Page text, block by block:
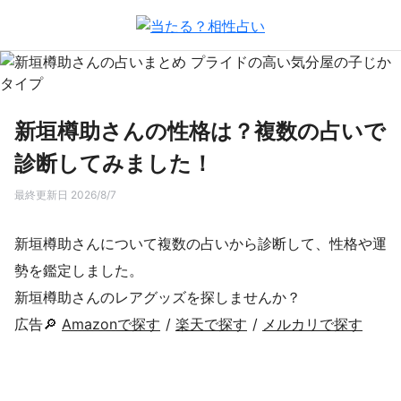
新垣樽助さんの性格は？複数の占いで
診断してみました！
最終更新日 2026/8/7
新垣樽助さんについて複数の占いから診断して、性格や運
勢を鑑定しました。
新垣樽助さんのレアグッズを探しませんか？
広告🔎 Amazonで探す / 楽天で探す / メルカリで探す